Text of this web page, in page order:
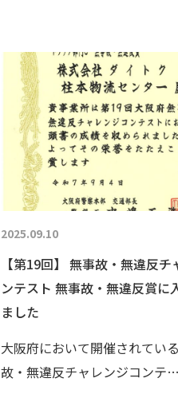
2025.09.10
【第19回】 無事故・無違反チ
ンテスト 無事故・無違反賞に
ました
大阪府において開催されてい
故・無違反チャレンジコン